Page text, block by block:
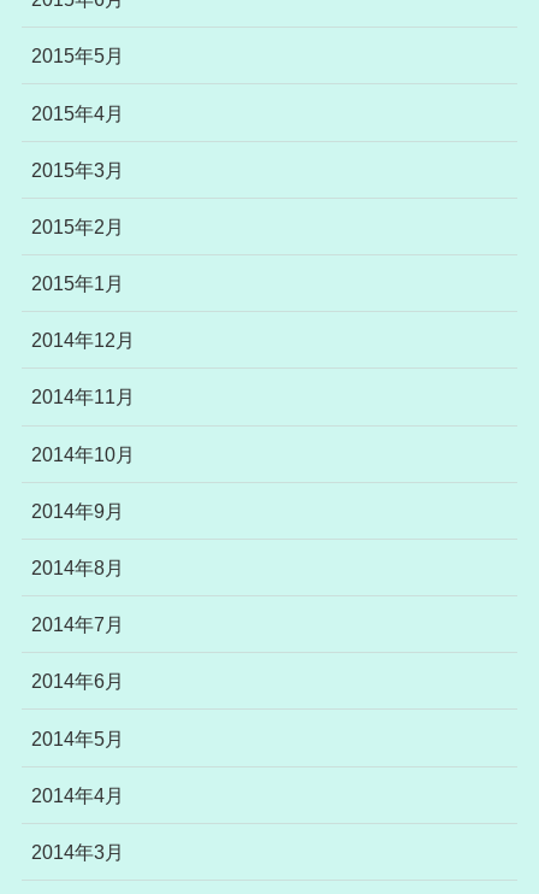
2015年5月
2015年4月
2015年3月
2015年2月
2015年1月
2014年12月
2014年11月
2014年10月
2014年9月
2014年8月
2014年7月
2014年6月
2014年5月
2014年4月
2014年3月